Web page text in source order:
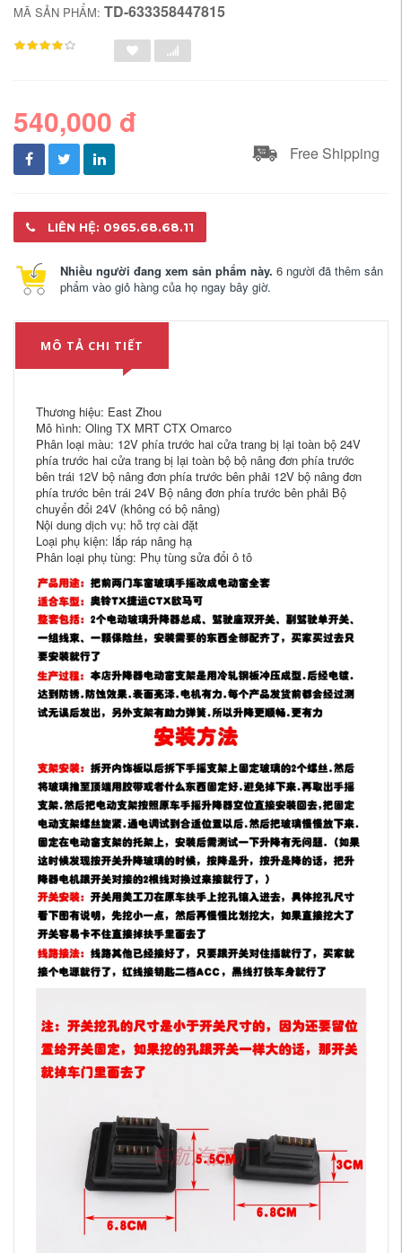
MÃ SẢN PHẨM: TD-633358447815
540,000 đ
Free Shipping
LIÊN HỆ: 0965.68.68.11
Nhiều người đang xem sản phẩm này. 6 người đã thêm sản
phẩm vào giỏ hàng của họ ngay bây giờ.
MÔ TẢ CHI TIẾT
Thương hiệu: East Zhou
Mô hình: Oling TX MRT CTX Omarco
Phân loại màu: 12V phía trước hai cửa trang bị lại toàn bộ 24V
phía trước hai cửa trang bị lại toàn bộ bộ nâng đơn phía trước
bên trái 12V bộ nâng đơn phía trước bên phải 12V bộ nâng đơn
phía trước bên trái 24V Bộ nâng đơn phía trước bên phải Bộ
chuyển đổi 24V (không có bộ nâng)
Nội dung dịch vụ: hỗ trợ cài đặt
Loại phụ kiện: lắp ráp nâng hạ
Phân loại phụ tùng: Phụ tùng sửa đổi ô tô